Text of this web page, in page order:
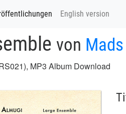
English version
von
MP3 Album Download